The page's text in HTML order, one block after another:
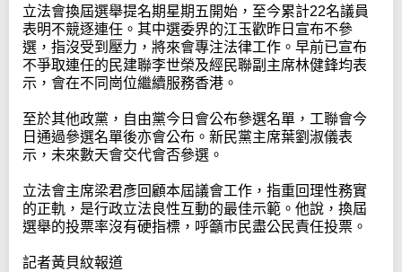
立法會換屆選舉提名期星期五開始，至今累計22名議員
表明不競逐連任。其中選委界的江玉歡昨日宣布不參
選，指沒受到壓力，將來會專注法律工作。早前已宣布
不爭取連任的民建聯李世榮及經民聯副主席林健鋒均表
示，會在不同崗位繼續服務香港。
至於其他政黨，自由黨今日會公布參選名單，工聯會今
日通過參選名單後亦會公布。新民黨主席葉劉淑儀表
示，未來數天會交代會否參選。
立法會主席梁君彥回顧本屆議會工作，指重回理性務實
的正軌，是行政立法良性互動的最佳示範。他說，換屆
選舉的投票率沒有硬指標，呼籲市民盡公民責任投票。
記者黃貝紋報道